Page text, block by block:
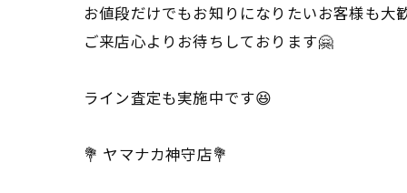
お値段だけでもお知りになりたいお客様も
ご来店心よりお待ちしております🤗
ライン査定も実施中です😆
💐 ヤマナカ神守店💐